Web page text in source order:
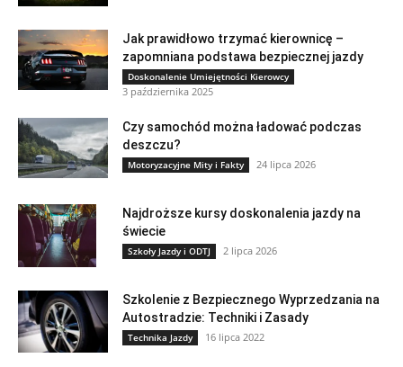
Jak prawidłowo trzymać kierownicę –
zapomniana podstawa bezpiecznej jazdy
Doskonalenie Umiejętności Kierowcy
3 października 2025
Czy samochód można ładować podczas
deszczu?
Motoryzacyjne Mity i Fakty 24 lipca 2026
Najdroższe kursy doskonalenia jazdy na
świecie
Szkoły Jazdy i ODTJ 2 lipca 2026
Szkolenie z Bezpiecznego Wyprzedzania na
Autostradzie: Techniki i Zasady
Technika Jazdy 16 lipca 2022